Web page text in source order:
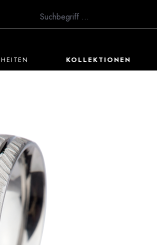
KOLLEKTIONEN